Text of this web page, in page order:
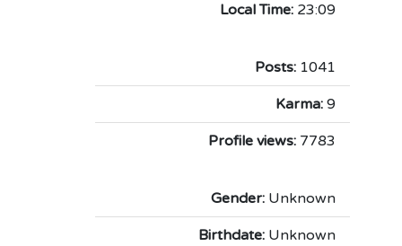
Local Time: 23:09
Posts: 1041
Karma: 9
Profile views: 7783
Gender: Unknown
Birthdate: Unknown